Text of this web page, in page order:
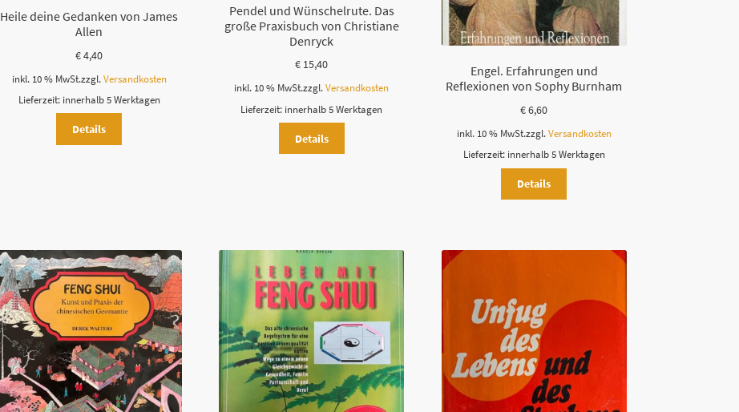
Heile deine Gedanken von James
Allen
€4,40
inkl. 10 % MwSt.zzgl. Versandkosten
Lieferzeit: innerhalb 5 Werktagen
Details
Pendel und Wünschelrute. Das
große Praxisbuch von Christiane
Denryck
€ 15,40
inkl. 10 % MwSt.zzgl.Versandkosten
Lieferzeit: innerhalb 5 Werktagen
Details
Engel. Erfahrungen und
Reflexionen von Sophy Burnham
€6,60
inkl. 10 % MwSt.zzgl. Versandkosten
Lieferzeit: innerhalb 5 Werktagen
Details